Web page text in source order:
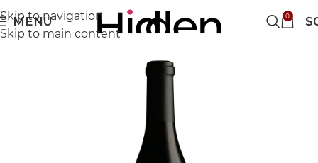
Skip to navigation
Skip to main content
MENU 0 $